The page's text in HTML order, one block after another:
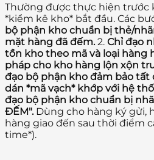
Thường được thực hiện trước
*kiểm kê kho* bắt đầu. Các
bộ phận kho chuẩn bị thẻ/
mặt hàng đã đếm.2. Chỉ đạo
tồn kho theo mã và loại hàng
pháp cho kho hàng lộn xộn
đạo bộ phận kho đảm bảo tất
dán *mã vạch* khớp với hệ
đạo bộ phận kho chuẩn bị
ĐẾM".Dùng cho hàng ký gửi,
hàng giao đến sau thời điểm
time*).